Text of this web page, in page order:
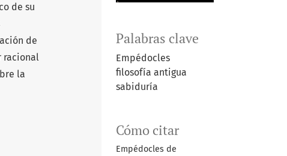
Palabras clave
Empédocles
filosofía antigua
sabiduría
Cómo citar
Empédocles de
de su
de
racional
la